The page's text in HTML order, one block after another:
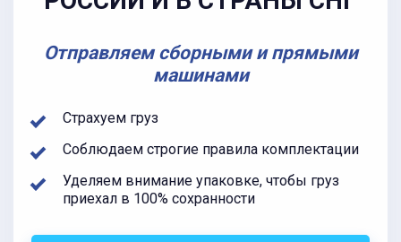
Отправляем сборными и прямыми
машинами
Страхуем груз
Соблюдаем строгие правила комплектации
Уделяем внимание упаковке, чтобы груз
приехал в 100% сохранности